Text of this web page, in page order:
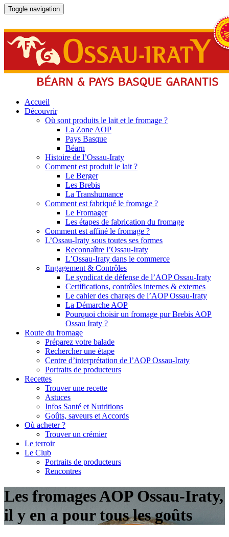
Toggle navigation
Accueil
Découvrir
Où sont produits le lait et le fromage ?
La Zone AOP
Pays Basque
Béarn
Histoire de l’Ossau-Iraty
Comment est produit le lait ?
Le Berger
Les Brebis
La Transhumance
Comment est fabriqué le fromage ?
Le Fromager
Les étapes de fabrication du fromage
Comment est affiné le fromage ?
L’Ossau-Iraty sous toutes ses formes
Reconnaître l’Ossau-Iraty
L’Ossau-Iraty dans le commerce
Engagement & Contrôles
Le syndicat de défense de l’AOP Ossau-Iraty
Certifications, contrôles internes & externes
Le cahier des charges de l’AOP Ossau-Iraty
La Démarche AOP
Pourquoi choisir un fromage pur Brebis AOP
Ossau Iraty ?
Route du fromage
Préparez votre balade
Rechercher une étape
Centre d’interprétation de l’AOP Ossau-Iraty
Portraits de producteurs
Recettes
Trouver une recette
Astuces
Infos Santé et Nutritions
Goûts, saveurs et Accords
Où acheter ?
Trouver un crémier
Le terroir
Le Club
Portraits de producteurs
Rencontres
Les fromages AOP Ossau-Iraty,
il y en a pour tous les goûts